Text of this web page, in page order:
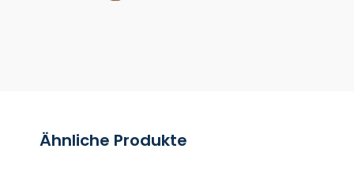
Ähnliche Produkte